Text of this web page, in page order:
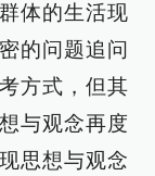
体的生活现
的问题追问
方式，但其
与观念再度
思想与观念